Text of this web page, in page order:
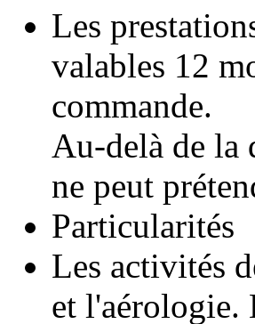
Les
valables 12
commande.
Au-delà de la
ne peut
Particularités
Les activités
et l'aérologie.